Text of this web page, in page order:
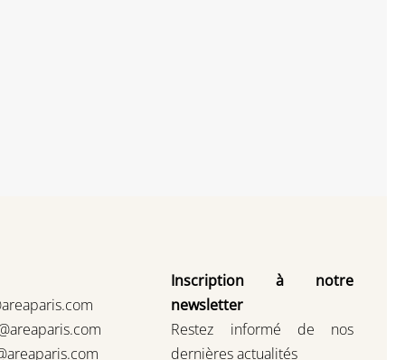
Inscription à notre
newsletter
Restez informé de nos
dernières actualités